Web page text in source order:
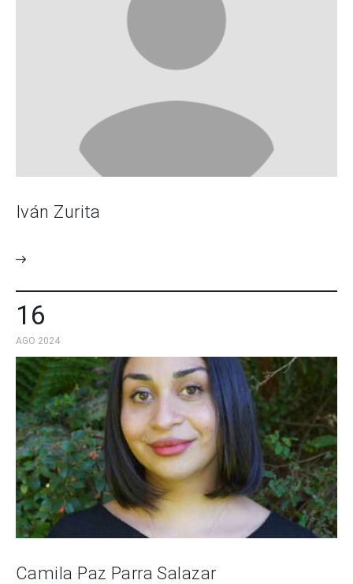
Iván Zurita
16
AGO 2024
Camila Paz Parra Salazar